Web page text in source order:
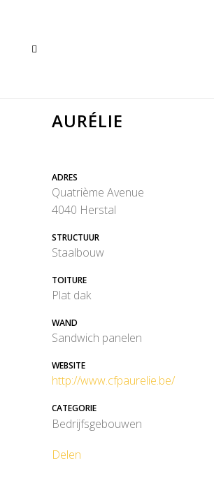
AURÉLIE
ADRES
Quatrième Avenue
4040 Herstal
STRUCTUUR
Staalbouw
TOITURE
Plat dak
WAND
Sandwich panelen
WEBSITE
http://www.cfpaurelie.be/
CATEGORIE
Bedrijfsgebouwen
Delen